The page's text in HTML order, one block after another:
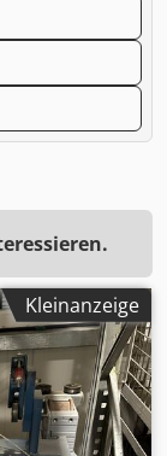
Kleinanzeige